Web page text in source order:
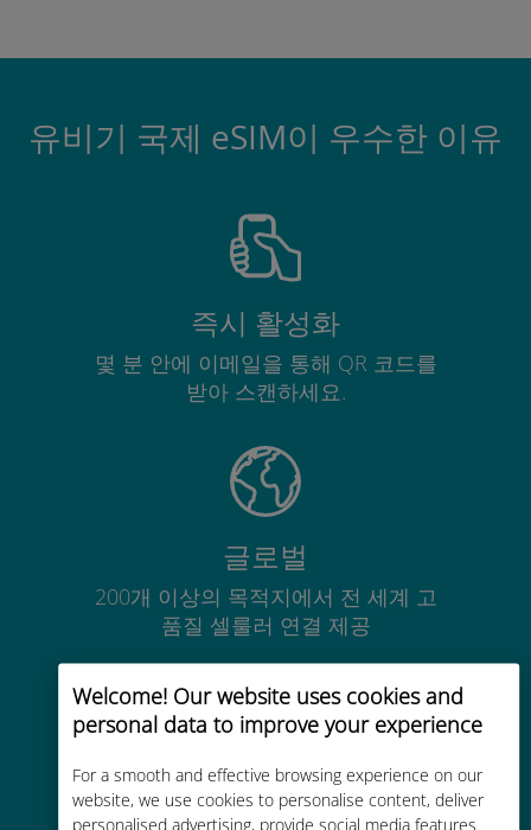
Welcome! Our website uses cookies and
personal data to improve your experience
For a smooth and effective browsing experience on our
website, we use cookies to personalise content, deliver
personalised advertising, provide social media features
유비기 국제 eSIM이 우수한 이유
즉시 활성화
몇 분 안에 이메일을 통해 QR 코드를
받아 스캔하세요.
글로벌
200개 이상의 목적지에서 전 세계 고
품질 셀룰러 연결 제공
비용 효율적